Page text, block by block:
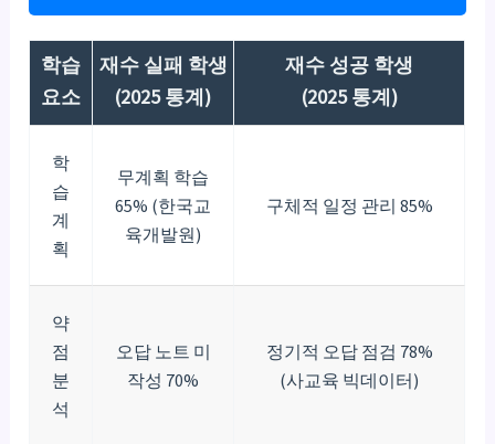
학습
요소
재수 실패 학생
(2025 통계)
재수 성공 학생
(2025 통계)
학
습
계
획
무계획 학습
65% (한국교
육개발원)
구체적 일정 관리 85%
약
점
분
석
오답 노트 미
작성 70%
정기적 오답 점검 78%
(사교육 빅데이터)